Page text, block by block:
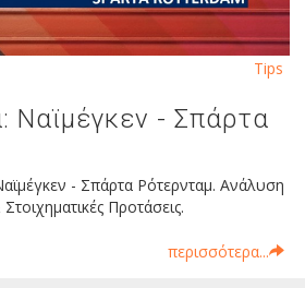
Ναϊμέγκεν - Σπάρτα
- Σπάρτα Ρότερνταμ. Ανάλυση
Προτάσεις.
περισσότερα...
Tips